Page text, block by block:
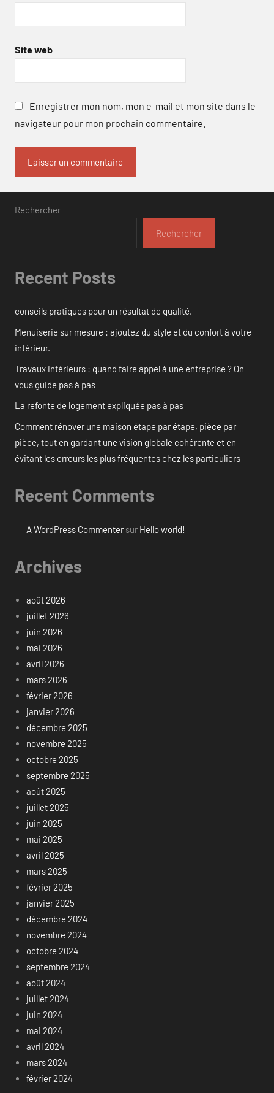
Site web
Enregistrer mon nom, mon e-mail et mon site dans le
navigateur pour mon prochain commentaire.
Rechercher
Rechercher
Recent Posts
conseils pratiques pour un résultat de qualité.
Menuiserie sur mesure : ajoutez du style et du confort à votre
intérieur.
Travaux intérieurs : quand faire appel à une entreprise ? On
vous guide pas à pas
La refonte de logement expliquée pas à pas
Comment rénover une maison étape par étape, pièce par
pièce, tout en gardant une vision globale cohérente et en
évitant les erreurs les plus fréquentes chez les particuliers
Recent Comments
A WordPress Commentersur Hello world!
Archives
août 2026
juillet 2026
juin 2026
mai 2026
avril 2026
mars 2026
février 2026
janvier 2026
décembre 2025
novembre 2025
octobre 2025
septembre 2025
août 2025
juillet 2025
juin 2025
mai 2025
avril 2025
mars 2025
février 2025
janvier 2025
décembre 2024
novembre 2024
octobre 2024
septembre 2024
août 2024
juillet 2024
juin 2024
mai 2024
avril 2024
mars 2024
février 2024